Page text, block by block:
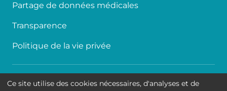
Partage de données médicales
Transparence
Politique de la vie privée
Accessibilité
Ce site utilise des cookies nécessaires, d'analyses et de